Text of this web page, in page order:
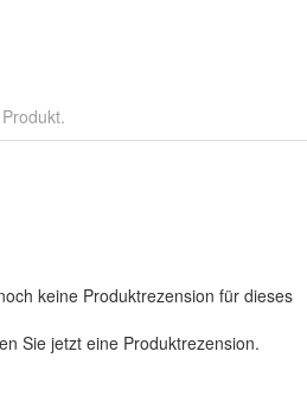
keine Produktrezension für dieses
Sie jetzt eine Produktrezension.